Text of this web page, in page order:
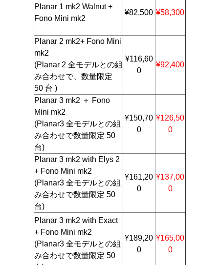
Planar 1 mk2 Walnut +
Fono Mini mk2
¥82,500 ¥58,300
Planar 2 mk2+ Fono Mini
mk2
(Planar 2 全モデルとの組
み合わせで、数量限定
50 台 )
¥116,60
0
¥92,400
Planar 3 mk2 ＋ Fono
Mini mk2
(Planar3 全モデルとの組
み合わせで数量限定 50
台)
¥150,70
0
¥126,50
0
Planar 3 mk2 with Elys 2
+ Fono Mini mk2
(Planar3 全モデルとの組
み合わせで数量限定 50
台)
¥161,20
0
¥137,00
0
Planar 3 mk2 with Exact
+ Fono Mini mk2
(Planar3 全モデルとの組
み合わせで数量限定 50
¥189,20
0
¥165,00
0